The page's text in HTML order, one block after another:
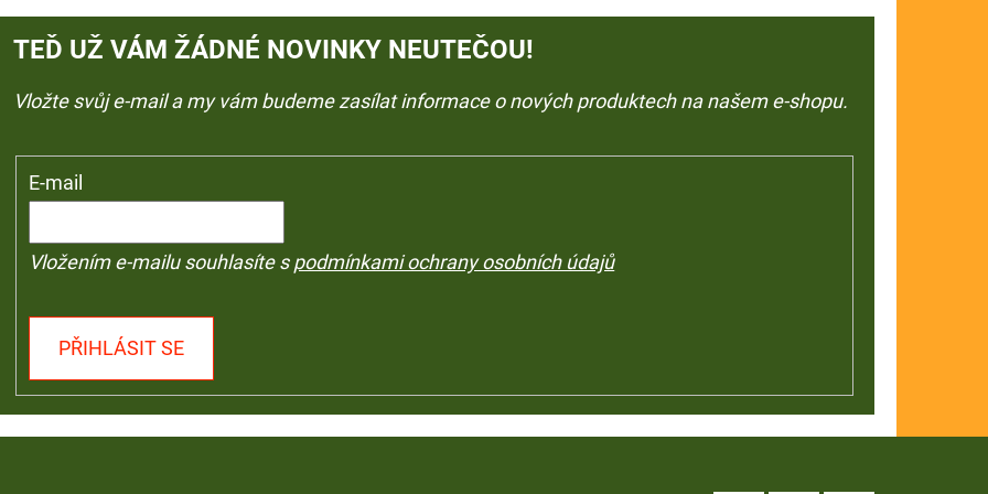
TEĎ UŽ VÁM ŽÁDNÉ NOVINKY NEUTEČOU!
Vložte svůj e-mail a my vám budeme zasílat informace o nových produktech na našem e-shopu.
E-mail
Vložením e-mailu souhlasíte spodmínkami ochrany osobních údajů
PŘIHLÁSIT SE